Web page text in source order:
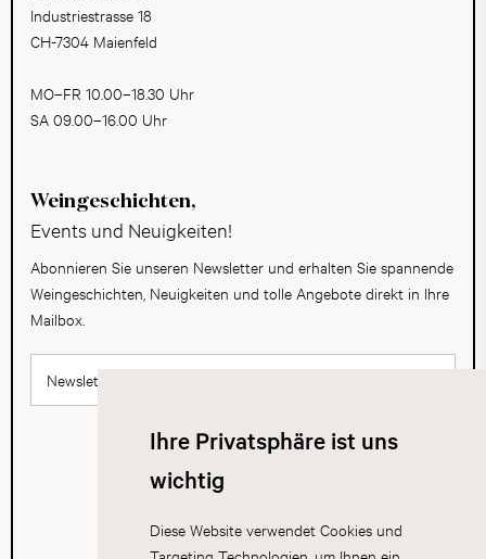
Ihre Privatsphäre ist uns
wichtig
Diese Website verwendet Cookies und
Industriestrasse 18
CH-7304 Maienfeld
MO–FR 10.00–18.30 Uhr
SA 09.00–16.00 Uhr
Weingeschichten,
Events und Neuigkeiten!
Abonnieren Sie unseren Newsletter und erhalten Sie spannende
Weingeschichten, Neuigkeiten und tolle Angebote direkt in Ihre
Mailbox.
Newsletter abonnieren